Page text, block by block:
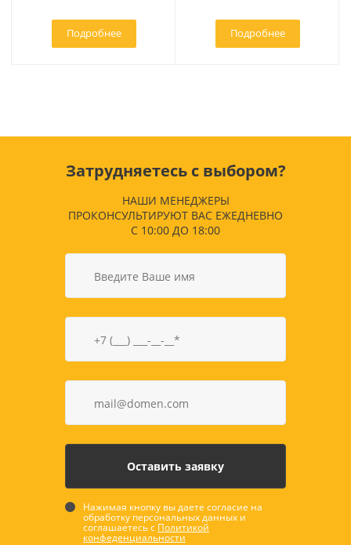
Подробнее Подробнее
Затрудняетесь с выбором?
НАШИ МЕНЕДЖЕРЫ
ПРОКОНСУЛЬТИРУЮТ ВАС ЕЖЕДНЕВНО
С 10:00 ДО 18:00
Нажимая кнопку вы даете согласие на
обработку персональных данных и
соглашаетесь с Политикой
конфеденциальности